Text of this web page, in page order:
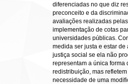
diferenciadas no que diz
preconceito e da
avaliações realizadas
implementação de cotas
universidades públicas.
medida ser justa e estar
justiça social se ela não
representam a única forma
redistribuição, mas
necessidade de uma